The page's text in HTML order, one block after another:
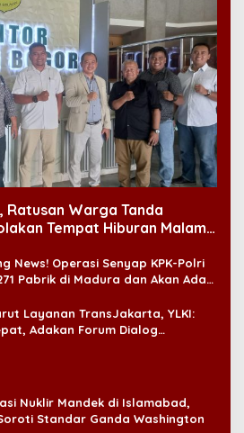
Ratusan Warga Tanda
Tempat Hiburan Malam
News! Operasi Senyap KPK-Polri
Pabrik di Madura dan Akan Ada
Layanan TransJakarta, YLKI:
Adakan Forum Dialog
Nuklir Mandek di Islamabad,
Standar Ganda Washington